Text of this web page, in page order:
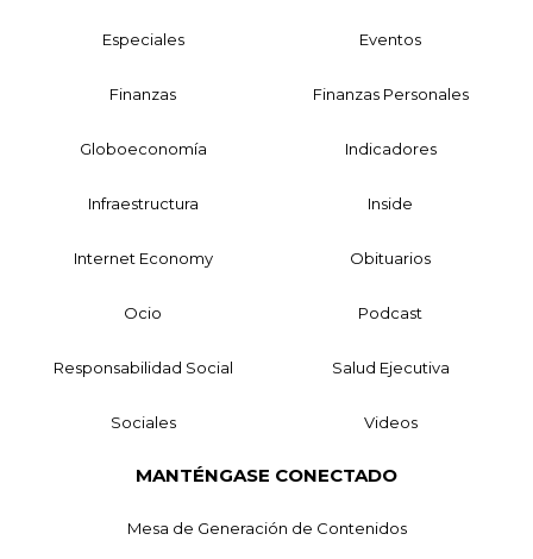
Especiales Eventos
Finanzas Finanzas Personales
Globoeconomía Indicadores
Infraestructura Inside
Internet Economy Obituarios
Ocio Podcast
Responsabilidad Social Salud Ejecutiva
Sociales Videos
MANTÉNGASE CONECTADO
Mesa de Generación de Contenidos